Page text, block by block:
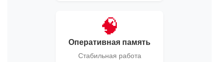
🧠
Оперативная память
Стабильная работа